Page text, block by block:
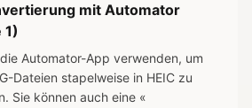
mit Automator
1)
Automator-App verwenden, um
Dateien stapelweise in HEIC zu
Sie können auch eine «